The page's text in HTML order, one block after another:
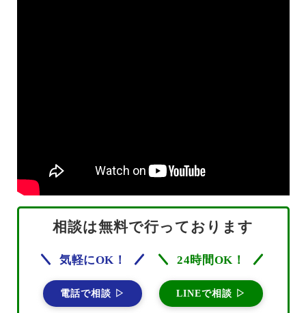
相談は無料で行っております
気軽にOK！
電話で相談 ▷
24時間OK！
LINEで相談 ▷